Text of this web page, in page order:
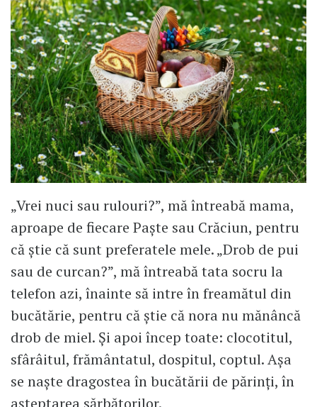
„Vrei nuci sau rulouri?”, mă întreabă mama,
aproape de fiecare Paște sau Crăciun, pentru
că știe că sunt preferatele mele. „Drob de pui
sau de curcan?”, mă întreabă tata socru la
telefon azi, înainte să intre în freamătul din
bucătărie, pentru că știe că nora nu mănâncă
drob de miel. Și apoi încep toate: clocotitul,
sfârâitul, frământatul, dospitul, coptul. Așa
se naște dragostea în bucătării de părinți, în
așteptarea sărbătorilor.